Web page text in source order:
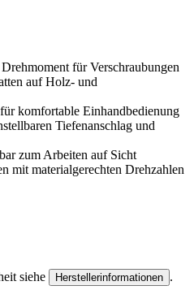
für Verschraubungen
auf Holz- und
komfortable Einhandbedienung
Tiefenanschlag und
zum Arbeiten auf Sicht
mit materialgerechten Drehzahlen
siehe Herstellerinformationen .